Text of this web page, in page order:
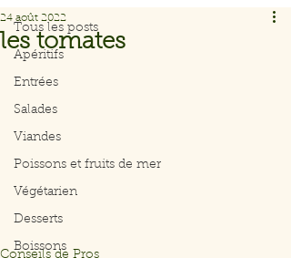
Tous les posts
Apéritifs
Entrées
Salades
Viandes
Poissons et fruits de mer
Végétarien
Desserts
Boissons
les tomates
24 août 2022
Conseils de Pros